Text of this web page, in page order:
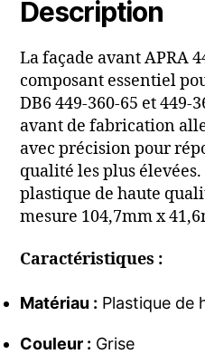
Description
La façade avant APRA
composant essentiel
DB6 449-360-65 et 449-
avant de fabrication
avec précision pour
qualité les plus
plastique de haute
mesure 104,7mm x
Caractéristiques :
Matériau : Plastique de
Couleur : Grise